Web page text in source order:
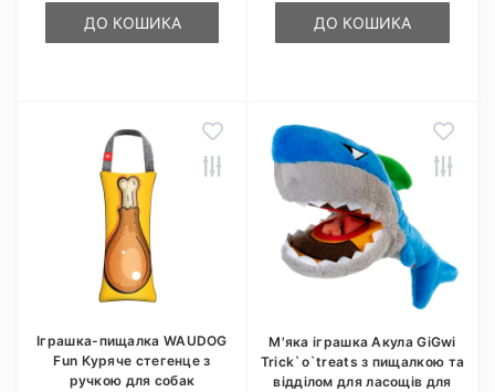
ДО КОШИКА ДО КОШИКА
Іграшка-пищалка WAUDOG
Fun Куряче стегенце з
ручкою для собак
М'яка іграшка Акула GiGwi
Trick`o`treats з пищалкою та
відділом для ласощів для